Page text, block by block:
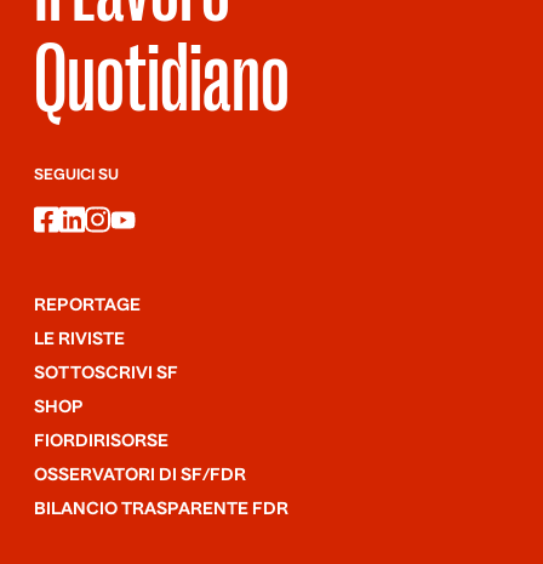
Quotidiano
SEGUICI SU
facebook
linkedin
instagram
youtube
REPORTAGE
LE RIVISTE
SOTTOSCRIVI SF
SHOP
FIORDIRISORSE
OSSERVATORI DI SF/FDR
BILANCIO TRASPARENTE FDR